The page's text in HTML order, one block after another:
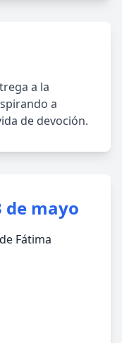
a la
a
de devoción.
de mayo
Fátima